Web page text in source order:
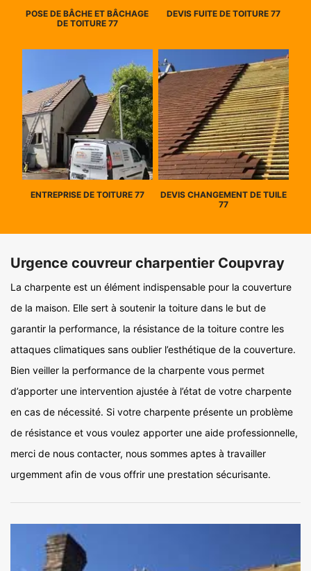
POSE DE BÂCHE ET BÂCHAGE
DE TOITURE 77
DEVIS FUITE DE TOITURE 77
ENTREPRISE DE TOITURE 77
DEVIS CHANGEMENT DE TUILE
77
Urgence couvreur charpentier Coupvray
La charpente est un élément indispensable pour la couverture
de la maison. Elle sert à soutenir la toiture dans le but de
garantir la performance, la résistance de la toiture contre les
attaques climatiques sans oublier l’esthétique de la couverture.
Bien veiller la performance de la charpente vous permet
d’apporter une intervention ajustée à l’état de votre charpente
en cas de nécessité. Si votre charpente présente un problème
de résistance et vous voulez apporter une aide professionnelle,
merci de nous contacter, nous sommes aptes à travailler
urgemment afin de vous offrir une prestation sécurisante.